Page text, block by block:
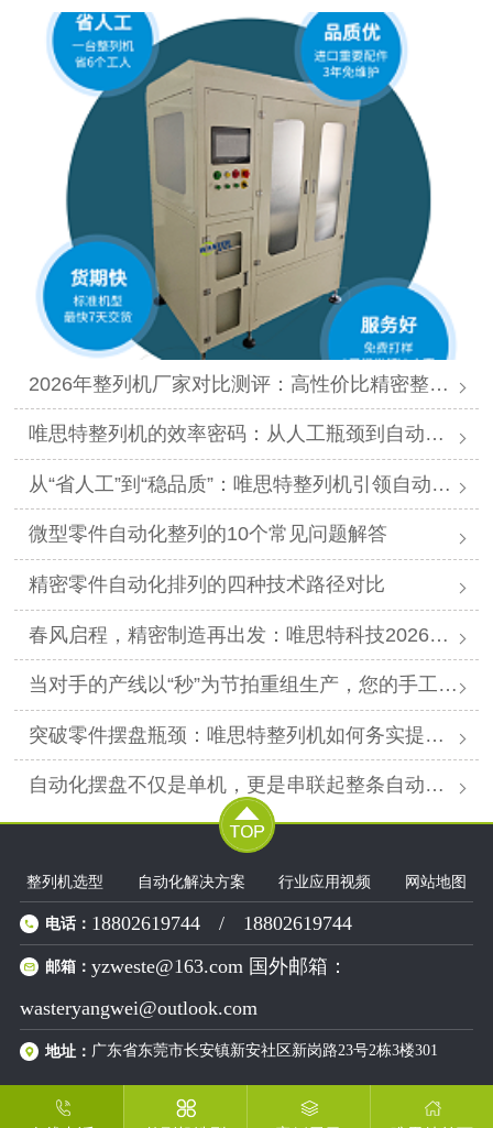
2026年整列机厂家对比测评：高性价比精密整列品牌推荐
唯思特整列机的效率密码：从人工瓶颈到自动化跨越
从“省人工”到“稳品质”：唯思特整列机引领自动化价值跃迁
微型零件自动化整列的10个常见问题解答
精密零件自动化排列的四种技术路径对比
春风启程，精密制造再出发：唯思特科技2026年春节后正式开工
当对手的产线以“秒”为节拍重组生产，您的手工摆盘环节是否已成为供应链响应赛跑中的“绊马索”？
突破零件摆盘瓶颈：唯思特整列机如何务实提升产线效能
自动化摆盘不仅是单机，更是串联起整条自动化产线的“高效关节”。
整列机选型 自动化解决方案 行业应用视频 网站地图
电话： 18802619744 / 18802619744
邮箱：yzweste@163.com 国外邮箱：
wasteryangwei@outlook.com
地址：广东省东莞市长安镇新安社区新岗路23号2栋3楼301